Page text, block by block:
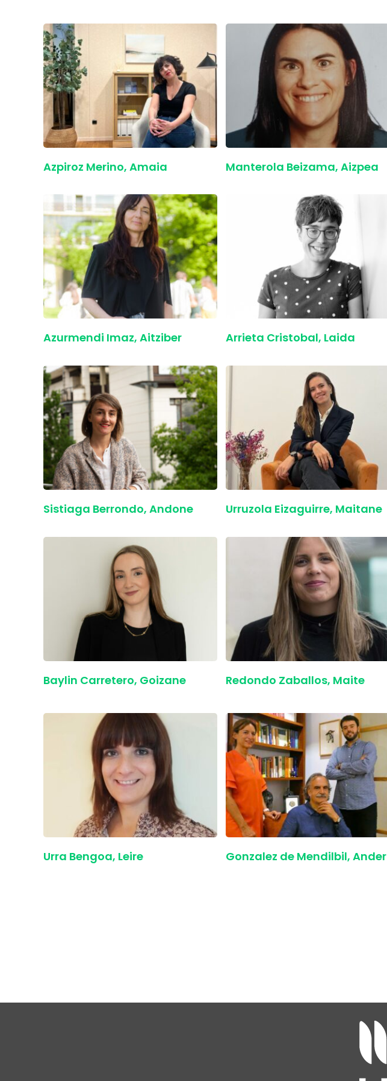
Azpiroz Merino, Amaia Manterola Beizama, Aizpea
Azurmendi Imaz, Aitziber Arrieta Cristobal, Laida
Sistiaga Berrondo, Andone Urruzola Eizaguirre, Maitane
Baylin Carretero, Goizane Redondo Zaballos, Maite
Urra Bengoa, Leire Gonzalez de Mendilbil, Ander